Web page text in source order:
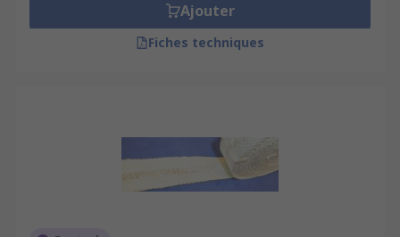
Ajouter
Fiches techniques